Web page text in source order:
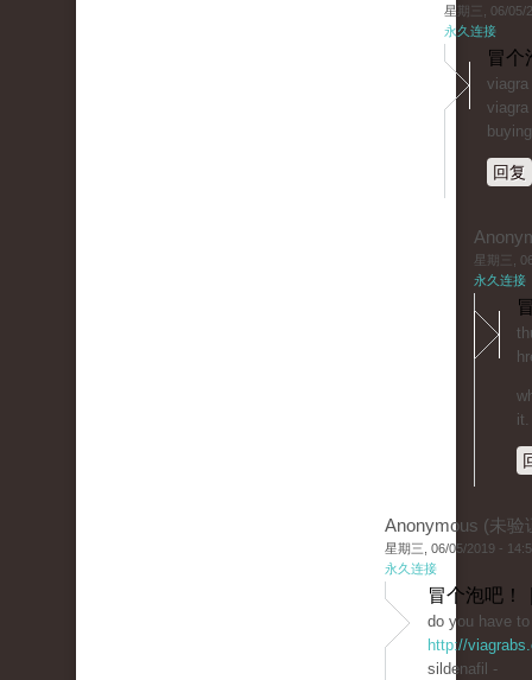
星期三, 06/05/
永久连接
冒个
回复
星期三,
永久连接
it.
Anonymous (未验
星期三, 06/05/2019 -
永久连接
冒个泡吧！
do you have
http://
sildenafil -